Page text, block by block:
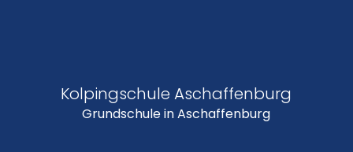
Kolpingschule Aschaffenburg
Grundschule in Aschaffenburg